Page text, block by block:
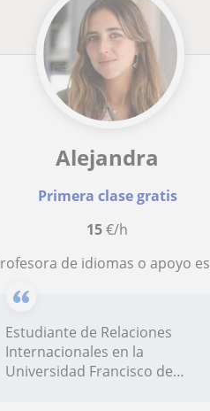
Alejandra
Primera clase gratis
15€/h
Profesora de idiomas o apoyo escolar a niños Primaria y ESO. Modalidad presencial u online
Estudiante de Relaciones
Internacionales en la
Universidad Francisco de